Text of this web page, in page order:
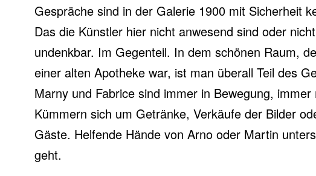
Gespräche sind in der Galerie 1900 mit Sicherheit
Das die Künstler hier nicht anwesend sind oder
undenkbar. Im Gegenteil. In dem schönen Raum,
einer alten Apotheke war, ist man überall Teil des
Marny und Fabrice sind immer in Bewegung, immer
Kümmern sich um Getränke, Verkäufe der Bilder
Gäste. Helfende Hände von Arno oder Martin
geht.